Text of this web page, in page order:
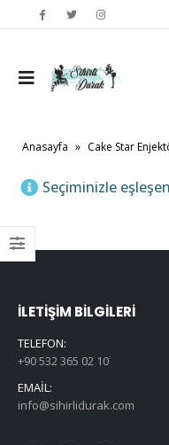
Anasayfa » Cake Star
Seçiminizle
İLETIŞIM BILGILERI
TELEFON:
+90 532 365 02 10
EMAIL:
info@sihirlidurak.com